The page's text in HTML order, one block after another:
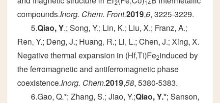
2 14
compounds.Inorg. Chem. Front.2019,6, 3225-3229.
5.Qiao, Y.; Song, Y.; Lin, K.; Liu, X.; Franz, A.;
Ren, Y.; Deng, J.; Huang, R.; Li, L.; Chen, J.; Xing, X.
Negative thermal expansion in (Hf,Ti)Fe2induced by
the ferromagnetic and antiferromagnetic phase
coexistence.Inorg. Chem.2019,58, 5380-5383.
6.Gao, Q.*; Zhang, S.; Jiao, Y.;Qiao, Y.*; Sanson,